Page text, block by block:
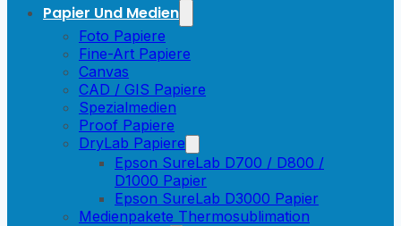
Papier Und Medien
Foto Papiere
Fine-Art Papiere
Canvas
CAD / GIS Papiere
Spezialmedien
Proof Papiere
DryLab Papiere
Epson SureLab D700 / D800 /
D1000 Papier
Epson SureLab D3000 Papier
Medienpakete Thermosublimation